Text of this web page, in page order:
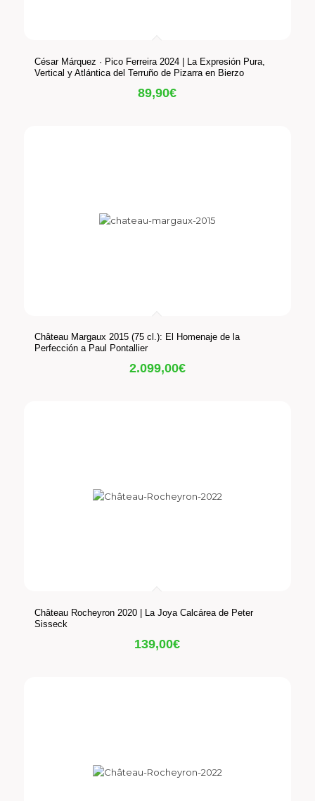
César Márquez · Pico Ferreira 2024 | La Expresión Pura,
Vertical y Atlántica del Terruño de Pizarra en Bierzo
89,90€
Château Margaux 2015 (75 cl.): El Homenaje de la
Perfección a Paul Pontallier
2.099,00€
Château Rocheyron 2020 | La Joya Calcárea de Peter
Sisseck
139,00€